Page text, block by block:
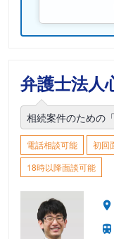
弁護士法人
相続案件のための
電話相談可能 初回
18時以降面談可能